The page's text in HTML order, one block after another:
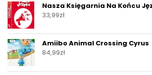
Nasza Księgarnia Na Końcu
33,99zł
Amiibo Animal Crossing Cyrus
84,99zł